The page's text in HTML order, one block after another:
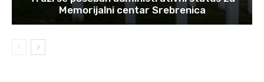
Memorijalni centar Srebrenica